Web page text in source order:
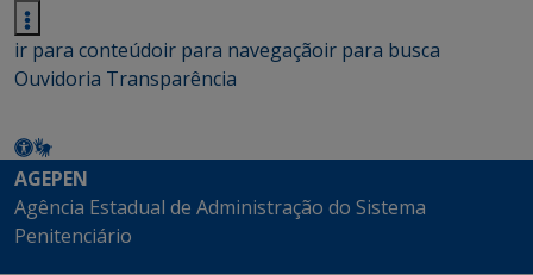
ir para conteúdoir para navegaçãoir para busca
Ouvidoria Transparência
AGEPEN
Agência Estadual de Administração do Sistema
Penitenciário